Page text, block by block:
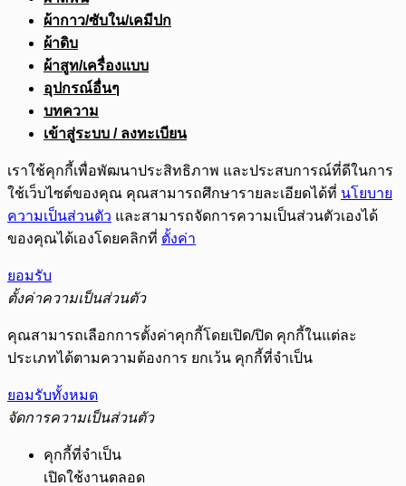
ผ้ากาว/ซับใน/เคมีปก
ผ้าดิบ
ผ้าสูท/เครื่องแบบ
อุปกรณ์อื่นๆ
บทความ
เข้าสู่ระบบ / ลงทะเบียน
เราใช้คุกกี้เพื่อพัฒนาประสิทธิภาพ และประสบการณ์ที่ดีในการ
ใช้เว็บไซต์ของคุณ คุณสามารถศึกษารายละเอียดได้ที่ นโยบาย
ความเป็นส่วนตัว และสามารถจัดการความเป็นส่วนตัวเองได้
ของคุณได้เองโดยคลิกที่ ตั้งค่า
ยอมรับ
ตั้งค่าความเป็นส่วนตัว
คุณสามารถเลือกการตั้งค่าคุกกี้โดยเปิด/ปิด คุกกี้ในแต่ละ
ประเภทได้ตามความต้องการ ยกเว้น คุกกี้ที่จำเป็น
ยอมรับทั้งหมด
จัดการความเป็นส่วนตัว
คุกกี้ที่จำเป็น
เปิดใช้งานตลอด